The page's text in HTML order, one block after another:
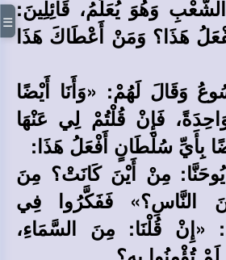
وَهُوَ يُعَلِّمُ، قَائِلِينَ:
هَذَا؟ وَمَنْ أَعْطَاكَ هَذَا
وَقَالَ لَهُمْ: «وَأَنَا أَيْضًا
فَإِنْ قُلْتُمْ لِي عَنْهَا
بِأَيِّ سُلْطَانٍ أَفْعَلُ هَذَا:
مِنْ أَيْنَ كَانَتْ؟ مِنَ
النَّاسِ؟» فَفَكَّرُوا فِي
«إِنْ قُلْنَا: مِنَ السَّمَاءِ،
☰